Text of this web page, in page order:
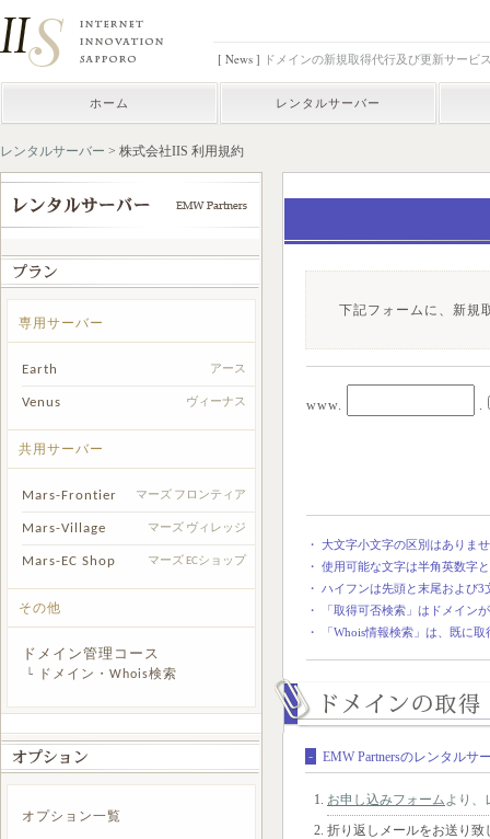
[ News ] ドメインの新規取得代行及び更新サービ
ホーム レンタルサーバー
レンタルサーバー > 株式会社IIS 利用規約
専用サーバー
Earth アース
Venus ヴィーナス
共用サーバー
Mars-Frontier マーズ フロンティア
Mars-Village マーズ ヴィレッジ
Mars-EC Shop マーズ ECショップ
その他
ドメイン管理コース
└ ドメイン・Whois検索
オプション一覧
下記フォームに、新規
www. .
・ 大文字小文字の区別はありま
・ 使用可能な文字は半角英数字
・ ハイフンは先頭と末尾および
・ 「取得可否検索」はドメイン
・ 「Whois情報検索」は、既に
- EMW Partnersのレンタルサ
お申し込みフォームより、
折り返しメールをお送り